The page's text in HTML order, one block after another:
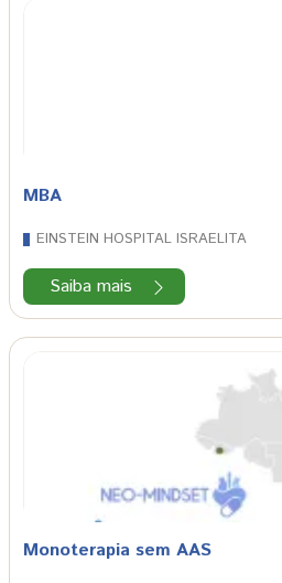
MBA
EINSTEIN HOSPITAL ISRAELITA
Saiba mais
Monoterapia sem AAS